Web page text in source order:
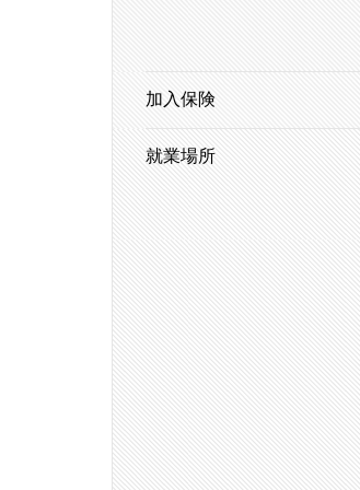
加入保険
就業場所